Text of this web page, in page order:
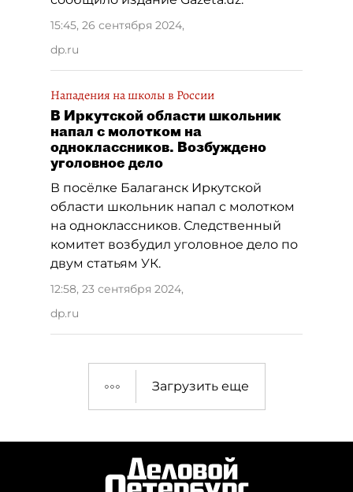
15:45, 26 сентября 2024,
dp.ru
Нападения на школы в России
В Иркутской области школьник
напал с молотком на
одноклассников. Возбуждено
уголовное дело
В посёлке Балаганск Иркутской
области школьник напал с молотком
на одноклассников. Следственный
комитет возбудил уголовное дело по
двум статьям УК.
12:58, 23 сентября 2024,
dp.ru
Загрузить еще